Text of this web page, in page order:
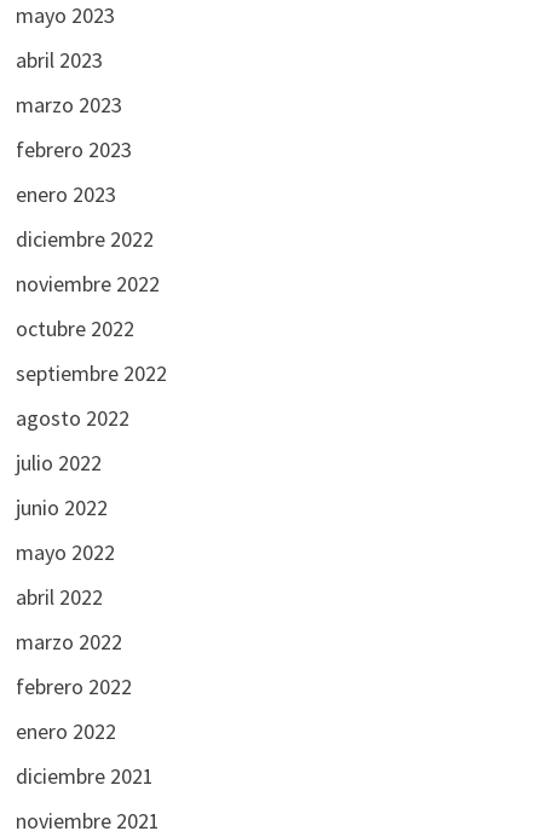
mayo 2023
abril 2023
marzo 2023
febrero 2023
enero 2023
diciembre 2022
noviembre 2022
octubre 2022
septiembre 2022
agosto 2022
julio 2022
junio 2022
mayo 2022
abril 2022
marzo 2022
febrero 2022
enero 2022
diciembre 2021
noviembre 2021